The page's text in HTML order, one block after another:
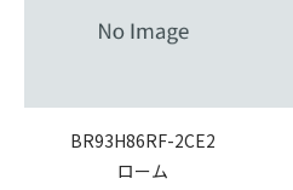
BR93H86RF-2CE2
ローム